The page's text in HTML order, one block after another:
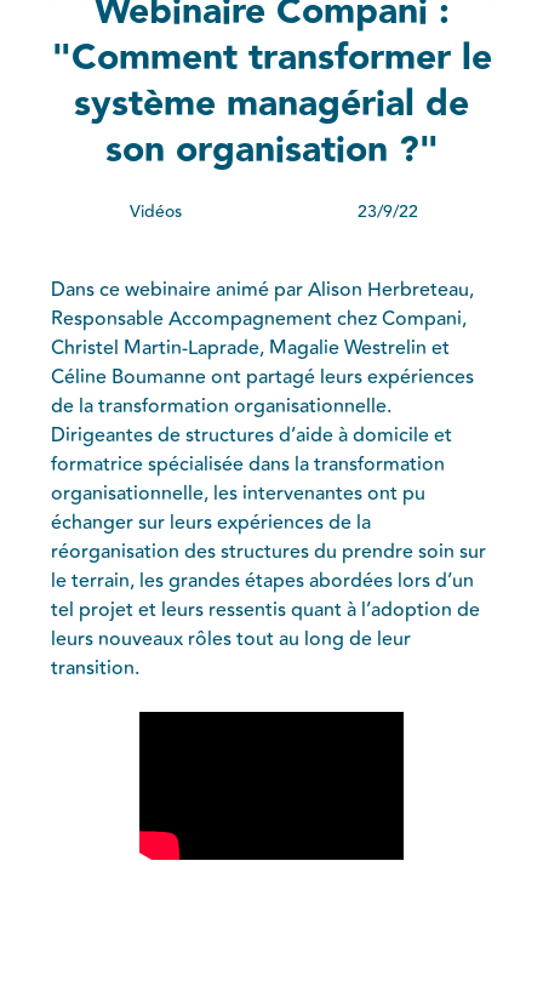
Téléphone*
Votre fonction*
Votre besoin en formation*
En cochant cette case, j'accepte les CGU/CGV
que la
Politique de Confidentialité .
Webinaire Compani :
"Comment transformer le
système managérial de
son organisation ?"
Vidéos 23/9/22
Dans ce webinaire animé par Alison Herbreteau,
Responsable Accompagnement chez Compani,
Christel Martin-Laprade, Magalie Westrelin et
Céline Boumanne ont partagé leurs expériences
de la transformation organisationnelle.
Dirigeantes de structures d’aide à domicile et
formatrice spécialisée dans la transformation
organisationnelle, les intervenantes ont pu
échanger sur leurs expériences de la
réorganisation des structures du prendre soin sur
le terrain, les grandes étapes abordées lors d’un
tel projet et leurs ressentis quant à l’adoption de
leurs nouveaux rôles tout au long de leur
transition.